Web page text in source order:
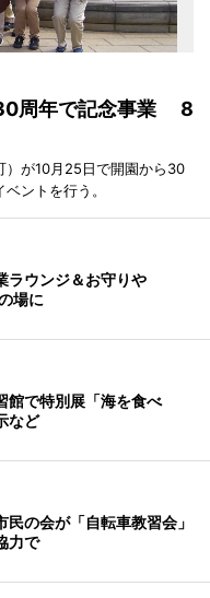
周年で記念事業 8
）が10月25日で開園から30
ントを行う。
ラウンジ＆お守りや
場に
館で特別展「海を食べ
など
の会が「自転車教習会」
力で